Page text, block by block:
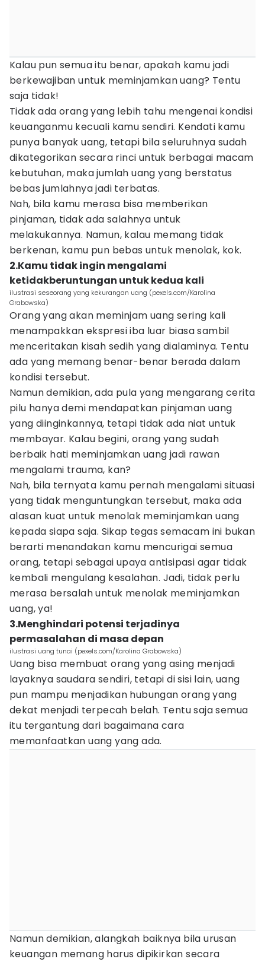
Kalau pun semua itu benar, apakah kamu jadi
berkewajiban untuk meminjamkan uang? Tentu
saja tidak!
Tidak ada orang yang lebih tahu mengenai kondisi
keuanganmu kecuali kamu sendiri. Kendati kamu
punya banyak uang, tetapi bila seluruhnya sudah
dikategorikan secara rinci untuk berbagai macam
kebutuhan, maka jumlah uang yang berstatus
bebas jumlahnya jadi terbatas.
Nah, bila kamu merasa bisa memberikan
pinjaman, tidak ada salahnya untuk
melakukannya. Namun, kalau memang tidak
berkenan, kamu pun bebas untuk menolak, kok.
2.Kamu tidak ingin mengalami
ketidakberuntungan untuk kedua kali
ilustrasi seseorang yang kekurangan uang (pexels.com/Karolina
Grabowska)
Orang yang akan meminjam uang sering kali
menampakkan ekspresi iba luar biasa sambil
menceritakan kisah sedih yang dialaminya. Tentu
ada yang memang benar-benar berada dalam
kondisi tersebut.
Namun demikian, ada pula yang mengarang cerita
pilu hanya demi mendapatkan pinjaman uang
yang diinginkannya, tetapi tidak ada niat untuk
membayar. Kalau begini, orang yang sudah
berbaik hati meminjamkan uang jadi rawan
mengalami trauma, kan?
Nah, bila ternyata kamu pernah mengalami situasi
yang tidak menguntungkan tersebut, maka ada
alasan kuat untuk menolak meminjamkan uang
kepada siapa saja. Sikap tegas semacam ini bukan
berarti menandakan kamu mencurigai semua
orang, tetapi sebagai upaya antisipasi agar tidak
kembali mengulang kesalahan. Jadi, tidak perlu
merasa bersalah untuk menolak meminjamkan
uang, ya!
3.Menghindari potensi terjadinya
permasalahan di masa depan
ilustrasi uang tunai (pexels.com/Karolina Grabowska)
Uang bisa membuat orang yang asing menjadi
layaknya saudara sendiri, tetapi di sisi lain, uang
pun mampu menjadikan hubungan orang yang
dekat menjadi terpecah belah. Tentu saja semua
itu tergantung dari bagaimana cara
memanfaatkan uang yang ada.
Namun demikian, alangkah baiknya bila urusan
keuangan memang harus dipikirkan secara